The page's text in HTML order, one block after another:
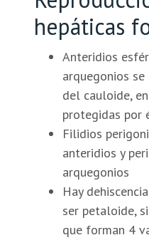
hepáticas
Anteridios
arquegonios
del cauloide,
protegidas por
Filidios
anteridios y
arquegonios
Hay
ser petaloide,
que forman 4